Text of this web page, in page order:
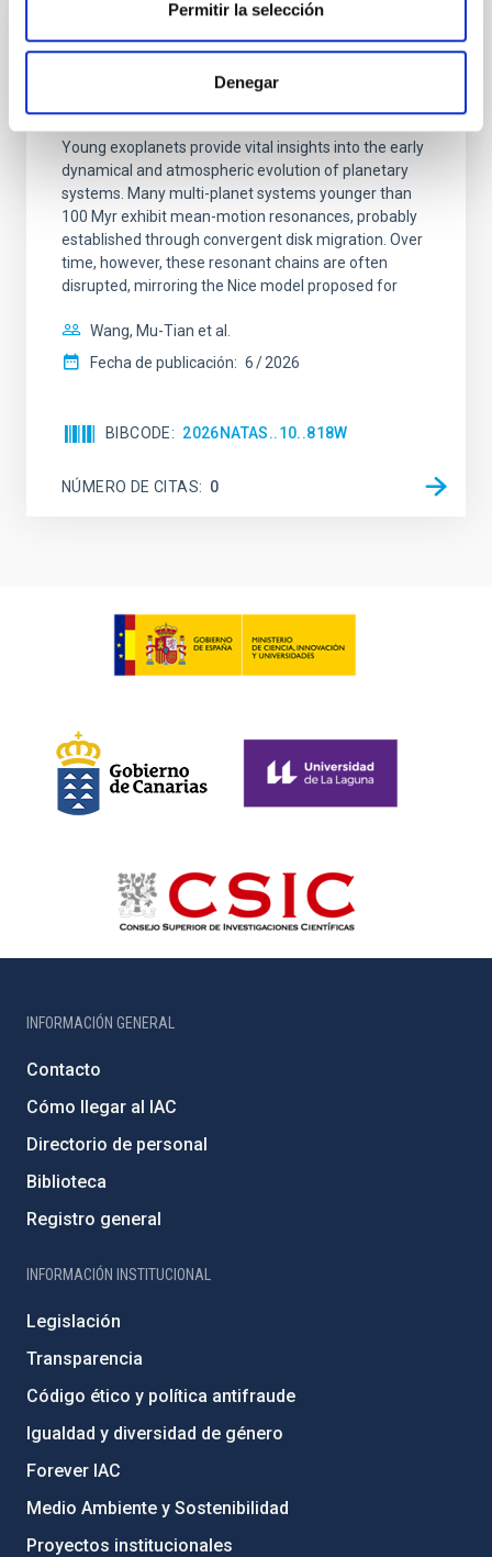
Permitir la selección
Denegar
CON ÁRBITRO
An adolescent and near-resonant planetary
system near the end of photoevaporation
Young exoplanets provide vital insights into the early
dynamical and atmospheric evolution of planetary
systems. Many multi-planet systems younger than
100 Myr exhibit mean-motion resonances, probably
established through convergent disk migration. Over
time, however, these resonant chains are often
disrupted, mirroring the Nice model proposed for
Wang, Mu-Tian et al.
Fecha de publicación: 6 2026
BIBCODE 2026NATAS..10..818W
NÚMERO DE CITAS 0
INFORMACIÓN GENERAL
Contacto
Cómo llegar al IAC
Directorio de personal
Biblioteca
Registro general
INFORMACIÓN INSTITUCIONAL
Legislación
Transparencia
Código ético y política antifraude
Igualdad y diversidad de género
Forever IAC
Medio Ambiente y Sostenibilidad
Proyectos institucionales